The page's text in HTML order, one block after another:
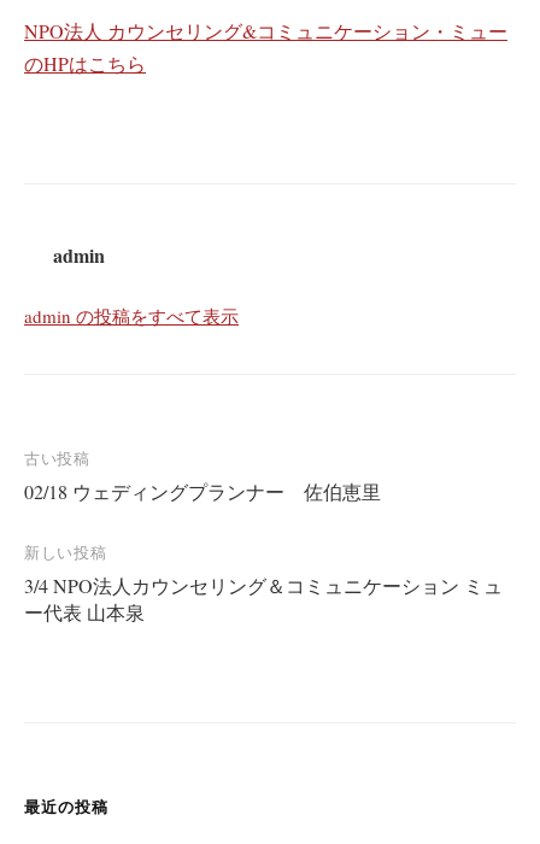
NPO法人 カウンセリング&コミュニケーション・ミュー
のHPはこちら
admin
admin の投稿をすべて表示
投
稿
ナ
ビ
ゲ
古い投稿
02/18 ウェディングプランナー 佐伯恵里
新しい投稿
3/4 NPO法人カウンセリング＆コミュニケーション ミュ
ー代表 山本泉
最近の投稿